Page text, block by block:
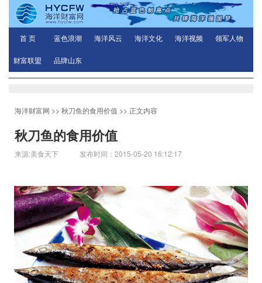
首 页 蓝色浪潮 海洋风云 海洋文化 海洋视频 领军人物
财富联盟 品牌山东
海洋财富网 >> 秋刀鱼的食用价值 >> 正文内容
秋刀鱼的食用价值
来源:美食天下 发布时间：2015-05-20 16:12:17